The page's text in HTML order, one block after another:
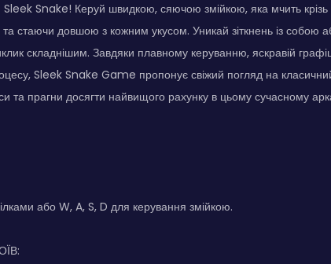
Sleek Snake! Керуй швидкою, сяючою змійкою, яка мчить
стаючи довшою з кожним укусом. Уникай зіткнень із собою
складнішим. Завдяки плавному керуванню, яскравій
Sleek Snake Game пропонує свіжий погляд на
та прагни досягти найвищого рахунку в цьому сучасному
або W, A, S, D для керування змійкою.